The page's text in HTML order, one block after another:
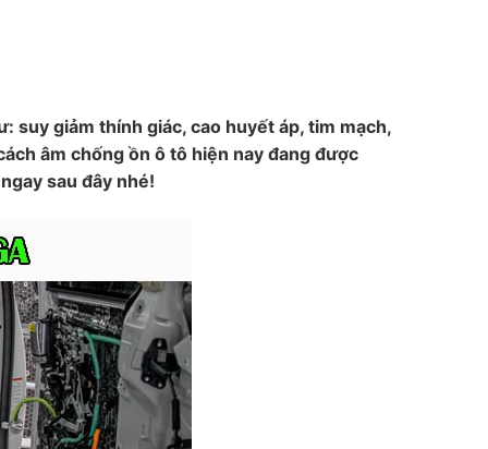
suy giảm thính giác, cao huyết áp, tim mạch,
âm chống ồn ô tô hiện nay đang được
sau đây nhé!